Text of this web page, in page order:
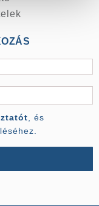
, és